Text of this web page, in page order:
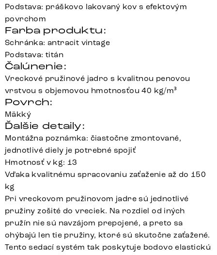
Podstava: práškovo lakovaný kov s efektovým
povrchom
Farba produktu:
Schránka: antracit vintage
Podstava: titán
Čalúnenie:
Vreckové pružinové jadro s kvalitnou penovou
vrstvou s objemovou hmotnosťou 40 kg/m³
Povrch:
Mäkký
Ďalšie detaily:
Montážna poznámka: čiastočne zmontované,
jednotlivé diely je potrebné spojiť
Hmotnosť v kg: 13
Vďaka kvalitnému spracovaniu zaťaženie až do 150
kg
Pri vreckovom pružinovom jadre sú jednotlivé
pružiny zošité do vreciek. Na rozdiel od iných
pružín nie sú navzájom prepojené, a preto sa
ohýbajú len tie pružiny, ktoré sú skutočne zaťažené.
Tento sedací systém tak poskytuje bodovo elastickú